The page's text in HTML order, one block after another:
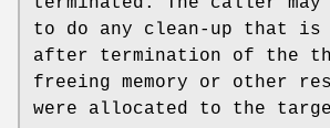
to do any clean-up that is
after termination of the
freeing memory or other
were allocated to the